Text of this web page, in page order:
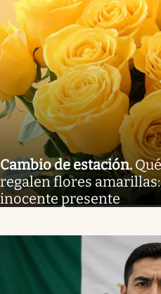
Cambio de estación.
regalen flores
inocente presente